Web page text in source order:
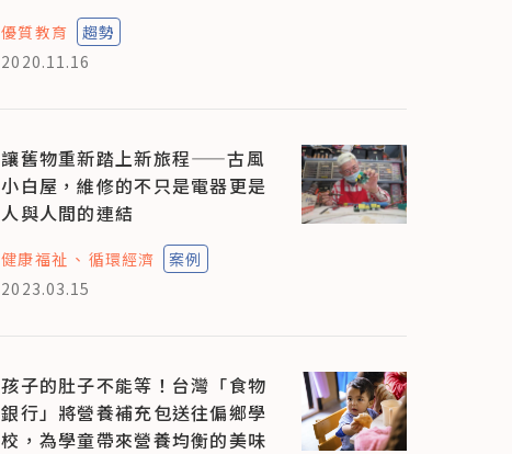
優質教育
趨勢
2020.11.16
讓舊物重新踏上新旅程——古風
小白屋，維修的不只是電器更是
人與人間的連結
健康福祉 循環經濟
案例
2023.03.15
孩子的肚子不能等！台灣「食物
銀行」將營養補充包送往偏鄉學
校，為學童帶來營養均衡的美味